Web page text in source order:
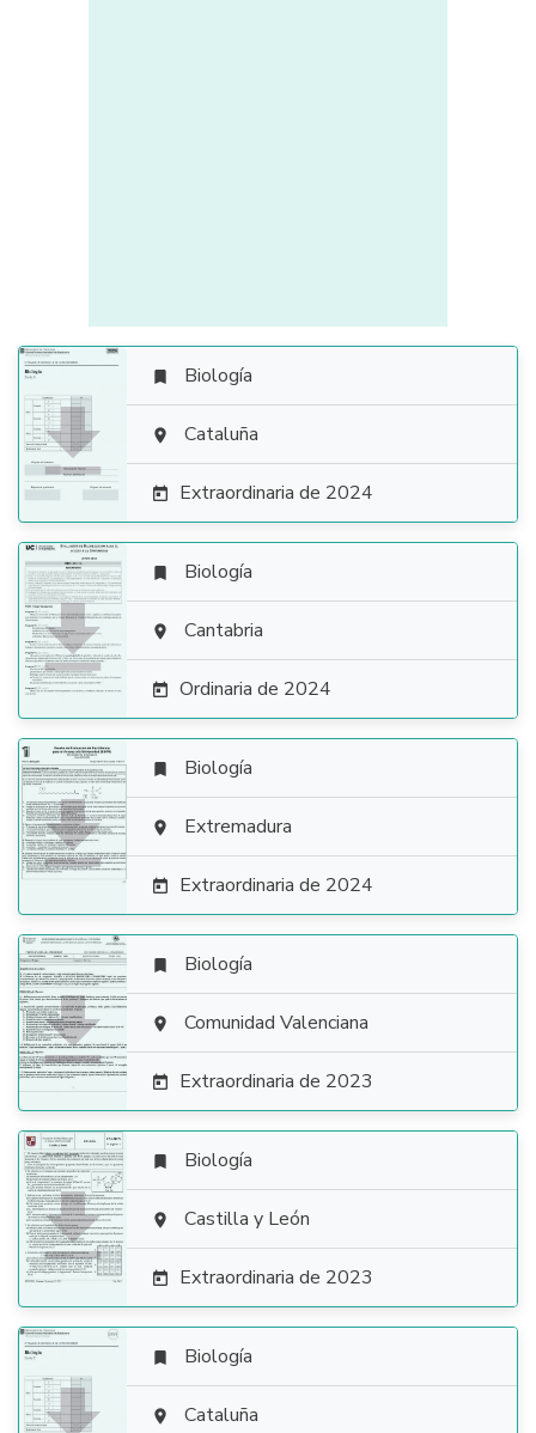

 Biología
 Cataluña
 Extraordinaria de 2024

 Biología
 Cantabria
 Ordinaria de 2024

 Biología
 Extremadura
 Extraordinaria de 2024

 Biología
 Comunidad Valenciana
 Extraordinaria de 2023

 Biología
 Castilla y León
 Extraordinaria de 2023
 Biología
 Cataluña